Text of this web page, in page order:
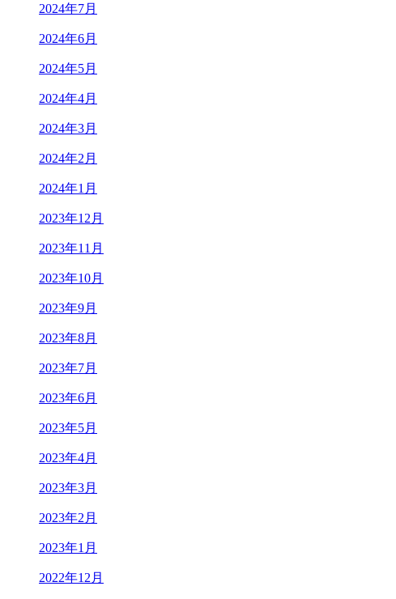
2024年7月
2024年6月
2024年5月
2024年4月
2024年3月
2024年2月
2024年1月
2023年12月
2023年11月
2023年10月
2023年9月
2023年8月
2023年7月
2023年6月
2023年5月
2023年4月
2023年3月
2023年2月
2023年1月
2022年12月